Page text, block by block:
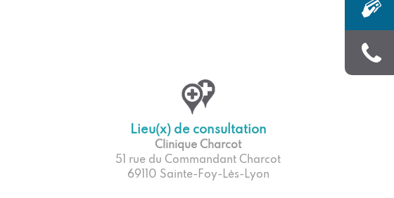
Lieu(x) de consultation
Clinique Charcot
51 rue du Commandant Charcot
69110 Sainte-Foy-Lès-Lyon